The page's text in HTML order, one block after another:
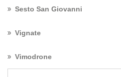
Sesto San Giovanni
Vignate
Vimodrone